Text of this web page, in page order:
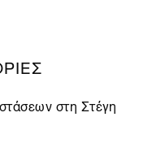
στη Στέγη